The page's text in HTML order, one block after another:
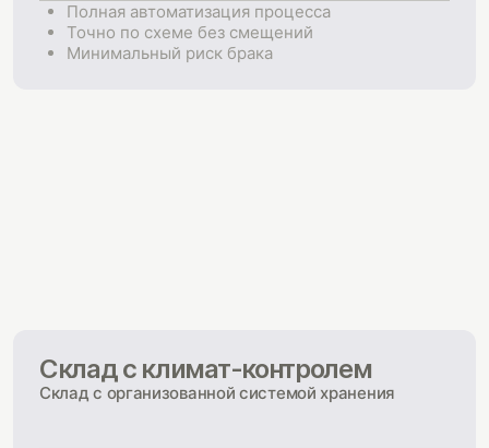
Полная автоматизация процесса
Точно по схеме без смещений
Минимальный риск брака
Склад с климат-контролем
Склад с организованной системой хранения